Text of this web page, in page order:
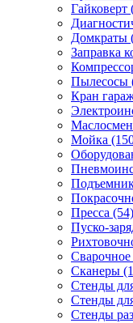
Гайковерт
Домкраты
Заправка
Пылесосы
Кран
Мойка
Пресса (54)
Пуско-
Сварочное
Сканеры
Стенды
Стенды
Стенды